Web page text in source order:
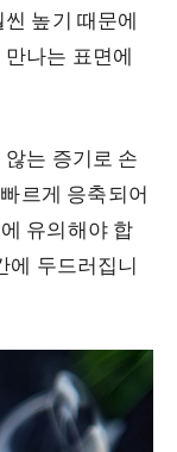
높기 때문에
나는 표면에
는 증기로 손
르게 응축되어
유의해야 합
에 두드러집니